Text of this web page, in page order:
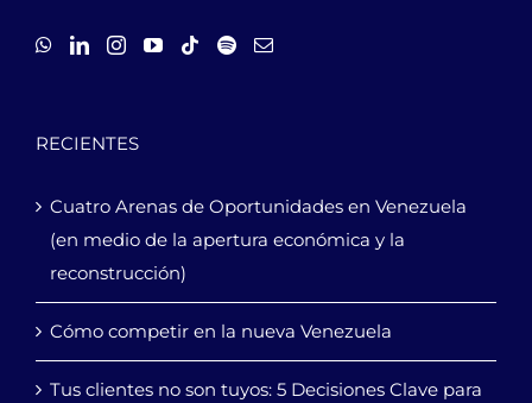
RECIENTES
Cuatro Arenas de Oportunidades en Venezuela
(en medio de la apertura económica y la
reconstrucción)
Cómo competir en la nueva Venezuela
Tus clientes no son tuyos: 5 Decisiones Clave para